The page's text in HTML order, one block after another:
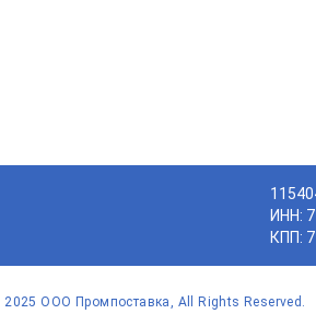
ИНН:
КПП:
2025 ООО Промпоставка, All Rights Reserved.